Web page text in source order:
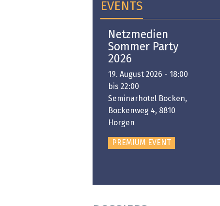
EVENTS
Netzmedien
Sommer Party
2026
19. August 2026 - 18:00
bis 22:00
Seminarhotel Bocken,
Bockenweg 4, 8810
Horgen
PREMIUM EVENT